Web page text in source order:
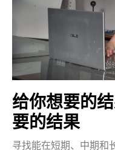
给你想要的
要的结果
寻找能在短期、中期和